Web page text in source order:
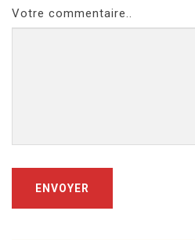
Votre commentaire..
ENVOYER